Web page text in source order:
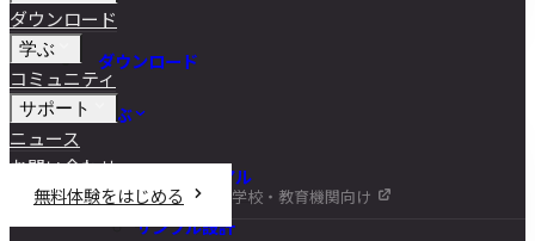
ダウンロード
学ぶ
チュートリアル
DIY講座
サンプル設計
ダウンロード
学ぶ
コミュニティ
サポート
ニュース
お問い合わせ
無料体験をはじめる
学校・教育機関向け